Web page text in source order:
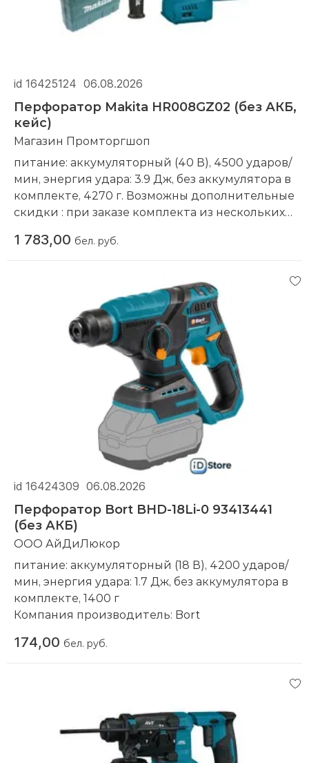
id 16425124 06.08.2026
Перфоратор Makita HR008GZ02 (без АКБ,
кейс)
Магазин Промторгшоп
питание: аккумуляторный (40 В), 4500 ударов/
мин, энергия удара: 3.9 Дж, без аккумулятора в
комплекте, 4270 г. Возможны дополнительные
скидки : при заказе комплекта из нескольких
нашем магазине
1 783,00 бел. руб.
id 16424309 06.08.2026
Перфоратор Bort BHD-18Li-0 93413441
(без АКБ)
ООО АйДиЛюкор
питание: аккумуляторный (18 В), 4200 ударов/
мин, энергия удара: 1.7 Дж, без аккумулятора в
комплекте, 1400 г
Компания производитель: Bort
174,00 бел. руб.